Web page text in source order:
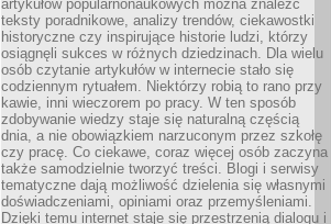
artykułów popularnonaukowych można znaleźć
teksty poradnikowe, analizy trendów, ciekawostki
historyczne czy inspirujące historie ludzi, którzy
osiągnęli sukces w różnych dziedzinach. Dla wielu
osób czytanie artykułów w internecie stało się
codziennym rytuałem. Niektórzy robią to rano przy
kawie, inni wieczorem po pracy. W ten sposób
zdobywanie wiedzy staje się naturalną częścią
dnia, a nie obowiązkiem narzuconym przez szkołę
czy pracę. Co ciekawe, coraz więcej osób zaczyna
także samodzielnie tworzyć treści. Blogi i serwisy
tematyczne dają możliwość dzielenia się własnymi
doświadczeniami, opiniami oraz przemyśleniami.
Dzięki temu internet staje się przestrzenią dialogu i